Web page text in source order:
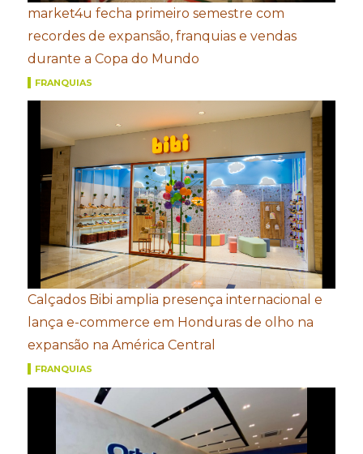
market4u fecha primeiro semestre com
recordes de expansão, franquias e vendas
durante a Copa do Mundo
FRANQUIAS
Calçados Bibi amplia presença internacional e
lança e-commerce em Honduras de olho na
expansão na América Central
FRANQUIAS